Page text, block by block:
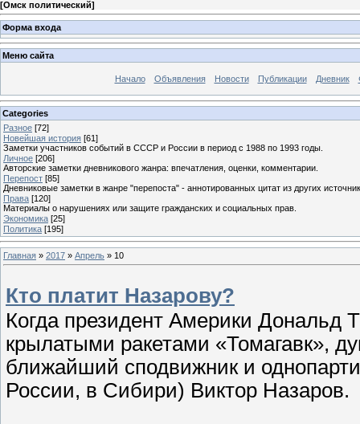
[Омск политический]
Форма входа
Меню сайта
Начало Объявления Новости Публикации Дневник
Categories
Разное [72]
Новейшая история [61]
Заметки участников событий в СССР и России в период с 1988 по 1993 годы.
Личное [206]
Авторские заметки дневникового жанра: впечатления, оценки, комментарии.
Перепост [85]
Дневниковые заметки в жанре "перепоста" - аннотированных цитат из других
Права [120]
Материалы о нарушениях или защите гражданских и социальных прав.
Экономика [25]
Политика [195]
Главная » 2017 » Апрель » 10
Кто платит Назарову?
Когда президент Америки Дональд
крылатыми ракетами «Томагавк»,
ближайший сподвижник и
России, в Сибири) Виктор Назаров.